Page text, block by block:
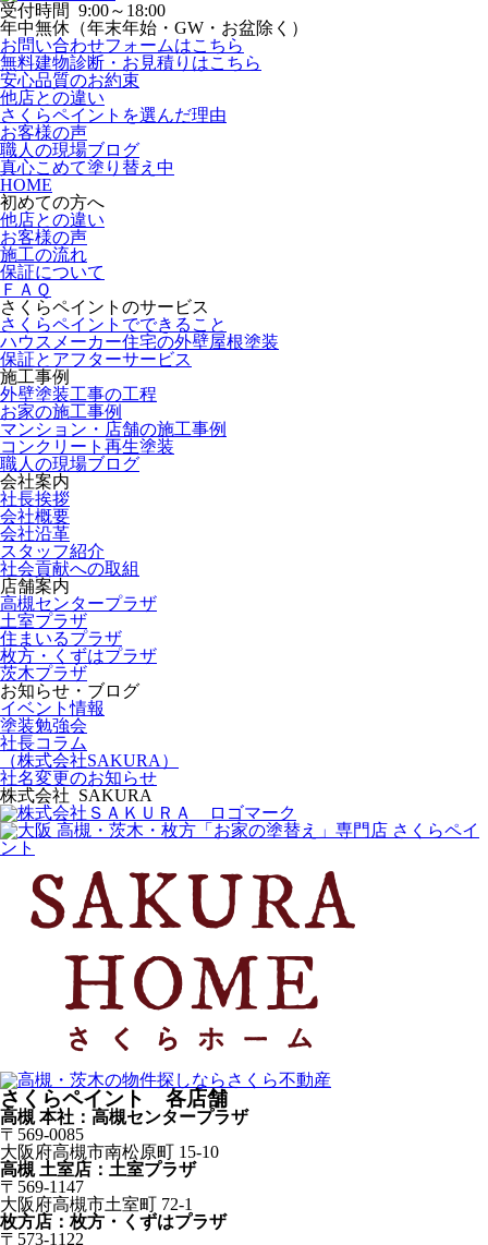
受付時間 9:00～18:00
年中無休 （年末年始・GW・お盆除く）
お問い合わせフォームはこちら
無料建物診断・お見積りはこちら
安心品質のお約束
他店との違い
さくらペイントを選んだ理由
お客様の声
職人の現場ブログ
真心こめて塗り替え中
HOME
初めての方へ
他店との違い
お客様の声
施工の流れ
保証について
ＦＡＱ
さくらペイントのサービス
さくらペイントでできること
ハウスメーカー住宅の外壁屋根塗装
保証とアフターサービス
施工事例
外壁塗装工事の工程
お家の施工事例
マンション・店舗の施工事例
コンクリート再生塗装
職人の現場ブログ
会社案内
社長挨拶
会社概要
会社沿革
スタッフ紹介
社会貢献への取組
店舗案内
高槻センタープラザ
土室プラザ
住まいるプラザ
枚方・くずはプラザ
茨木プラザ
お知らせ・ブログ
イベント情報
塗装勉強会
社長コラム
（株式会社SAKURA）
社名変更のお知らせ
株式会社 SAKURA
さくらペイント 各店舗
高槻 本社：高槻センタープラザ
〒569-0085
大阪府高槻市南松原町 15-10
高槻 土室店：土室プラザ
〒569-1147
大阪府高槻市土室町 72-1
枚方店：枚方・くずはプラザ
〒573-1122